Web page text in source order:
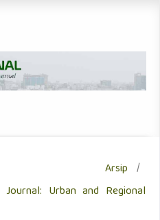
Arsip /
Urban and Regional